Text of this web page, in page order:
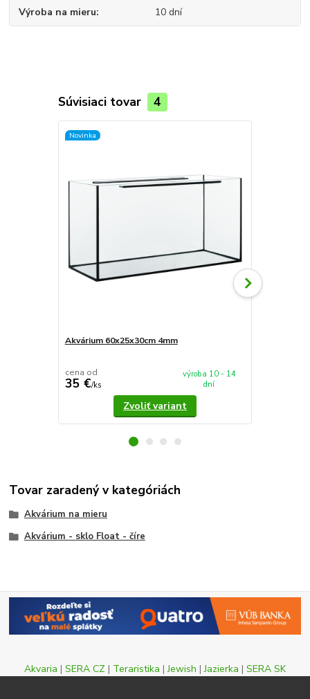
Výroba na mieru 10 dní
Súvisiaci tovar 4
Novinka
Akvárium 60x25x30cm 4mm
cena od
35 €/ks
výroba 10 - 14
dní
Zvoliť variant
Tovar zaradený v kategóriách
Akvárium na mieru
Akvárium - sklo Float - číre
Akvaria | SERA CZ | Teraristika |Jewish |Jazierka | SERA SK